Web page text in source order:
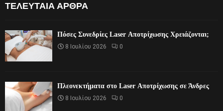
ΤΕΛΕΥΤΑΊΑ ΆΡΘΡΑ
Πόσες Συνεδρίες Laser Αποτρίχωσης Χρειάζονται;
8 Ιουλίου 2026 0
Πλεονεκτήματα στο Laser Αποτρίχωσης σε Άνδρες
8 Ιουλίου 2026 0